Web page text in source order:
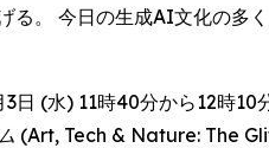
る。 今日の生成AI文化の多
日 (水) 11時40分から12時
(Art, Tech & Nature: The